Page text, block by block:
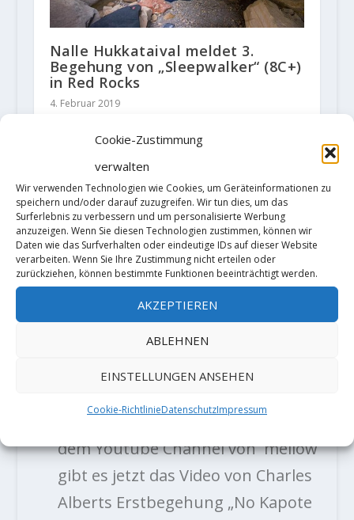
Cookie-Zustimmung
verwalten
Wir verwenden Technologien wie Cookies, um Geräteinformationen zu
speichern und/oder darauf zuzugreifen. Wir tun dies, um das
Surferlebnis zu verbessern und um personalisierte Werbung
anzuzeigen. Wenn Sie diesen Technologien zustimmen, können wir
Daten wie das Surfverhalten oder eindeutige IDs auf dieser Website
verarbeiten. Wenn Sie Ihre Zustimmung nicht erteilen oder
zurückziehen, können bestimmte Funktionen beeinträchtigt werden.
AKZEPTIEREN
ABLEHNEN
EINSTELLUNGEN ANSEHEN
Cookie-RichtlinieDatenschutzImpressum
Nalle Hukkataival meldet 3.
Begehung von „Sleepwalker“ (8C+)
in Red Rocks
4. Februar 2019
TRACKBACKS/PINGBACKS
Coudert Camille meldet "The Big
Island" 8C - Der Kletterblock- […]
Big Island“ einer potentiellen und
viel probierten 9A Project, wurde
Only" (9A) - Der Kletterblock- […]
dem Youtube Channel von mellow
gibt es jetzt das Video von Charles
Alberts Erstbegehung „No Kapote